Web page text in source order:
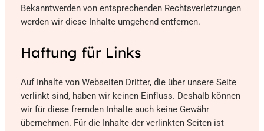
Bekanntwerden von entsprechenden Rechtsverletzungen
werden wir diese Inhalte umgehend entfernen.
Haftung für Links
Auf Inhalte von Webseiten Dritter, die über unsere Seite
verlinkt sind, haben wir keinen Einfluss. Deshalb können
wir für diese fremden Inhalte auch keine Gewähr
übernehmen. Für die Inhalte der verlinkten Seiten ist